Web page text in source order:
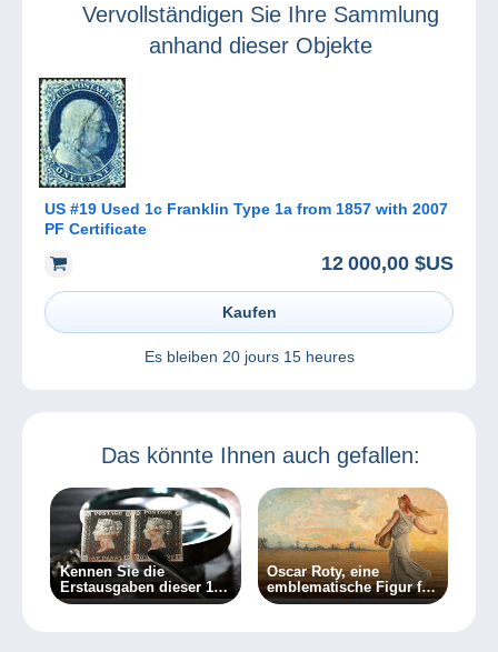
Vervollständigen Sie Ihre Sammlung
anhand dieser Objekte
US #19 Used 1c Franklin Type 1a from 1857 with 2007
PF Certificate
12 000,00 $US
Kaufen
Es bleiben 20 jours 15 heures
Das könnte Ihnen auch gefallen:
Kennen Sie die
Erstausgaben dieser 10
Länder?
Oscar Roty, eine
emblematische Figur für
Philatelie und